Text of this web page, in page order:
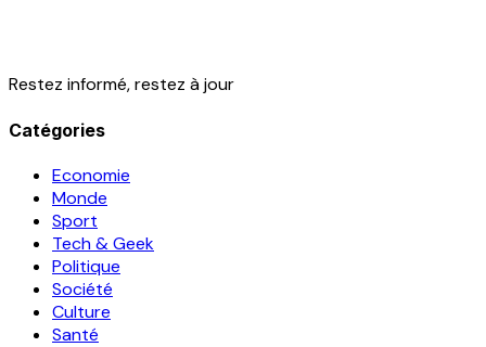
Restez informé, restez à jour
Catégories
Economie
Monde
Sport
Tech & Geek
Politique
Société
Culture
Santé